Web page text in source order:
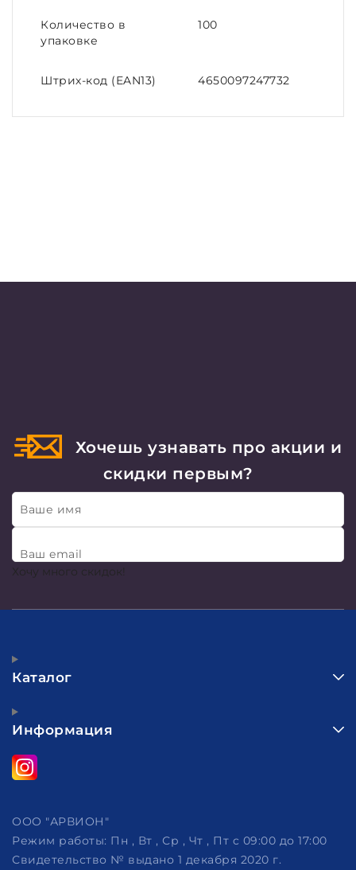
Количество в
упаковке
100
Штрих-код (EAN13) 4650097247732
Хочешь узнавать про акции и
скидки первым?
Ваше имя
Ваш email
Хочу много скидок!
Каталог
Информация
ООО "АРВИОН"
Режим работы: Пн , Вт , Ср , Чт , Пт c 09:00 до 17:00
Свидетельство № выдано 1 декабря 2020 г.